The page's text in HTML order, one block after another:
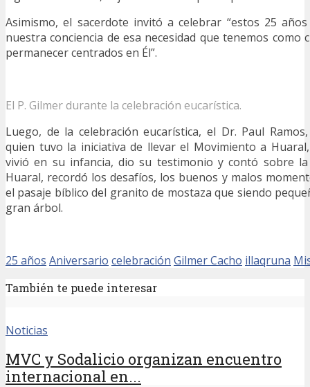
Asimismo, el sacerdote invitó a celebrar “estos 25
nuestra conciencia de esa necesidad que tenemos como
permanecer centrados en Él”.
El P. Gilmer durante la celebración eucarística.
Luego, de la celebración eucarística, el Dr. Paul
quien tuvo la iniciativa de llevar el Movimiento a
vivió en su infancia, dio su testimonio y contó sobre
Huaral, recordó los desafíos, los buenos y malos
el pasaje bíblico del granito de mostaza que siendo
gran árbol.
25 años Aniversario celebración Gilmer Cacho illaqruna
También te puede interesar
Noticias
MVC y Sodalicio organizan encuentro
internacional en...